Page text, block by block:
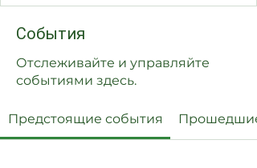
События
Отслеживайте и управляйте
событиями здесь.
Предстоящие события